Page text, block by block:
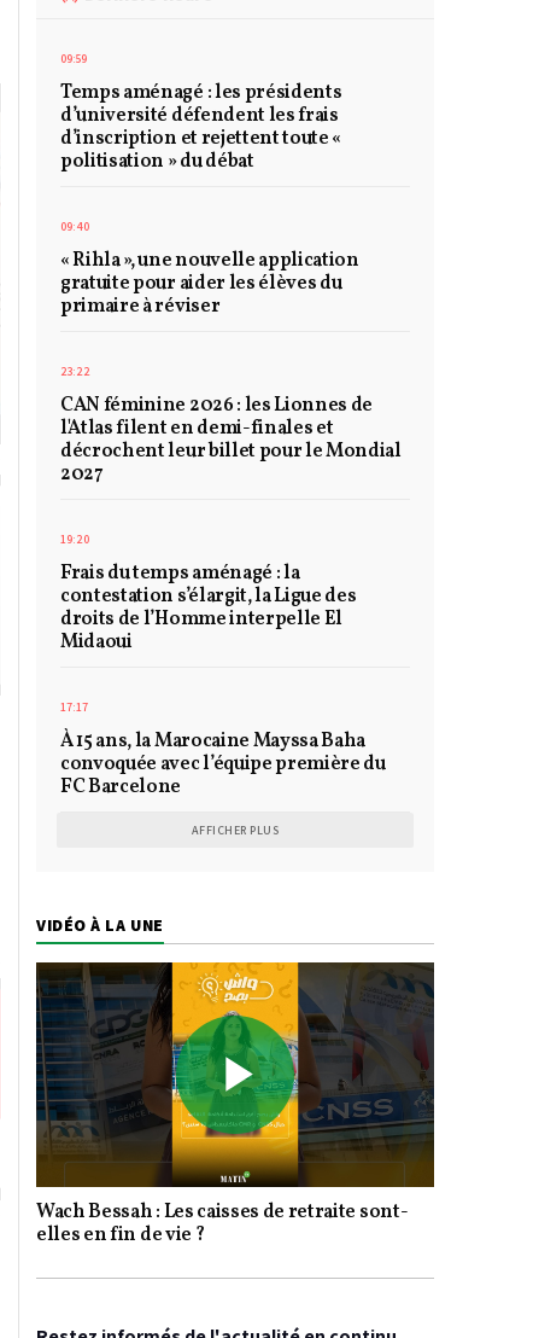
09:59
Temps aménagé : les présidents
d’université défendent les frais
d’inscription et rejettent toute «
politisation » du débat
09:40
« Rihla », une nouvelle application
gratuite pour aider les élèves du
primaire à réviser
23:22
CAN féminine 2026 : les Lionnes de
l'Atlas filent en demi-finales et
décrochent leur billet pour le Mondial
2027
19:20
Frais du temps aménagé : la
contestation s’élargit, la Ligue des
droits de l’Homme interpelle El
Midaoui
17:17
À 15 ans, la Marocaine Mayssa Baha
convoquée avec l’équipe première du
FC Barcelone
AFFICHER PLUS
VIDÉO À LA UNE
Play
Wach Bessah : Les caisses de retraite sont-
elles en fin de vie ?